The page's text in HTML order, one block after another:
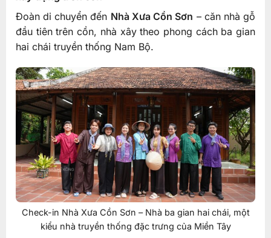
Đoàn di chuyển đến Nhà Xưa Cồn Sơn – căn nhà gỗ
đầu tiên trên cồn, nhà xây theo phong cách ba gian
hai chái truyền thống Nam Bộ.
Check-in Nhà Xưa Cồn Sơn – Nhà ba gian hai chái, một
kiểu nhà truyền thống đặc trưng của Miền Tây